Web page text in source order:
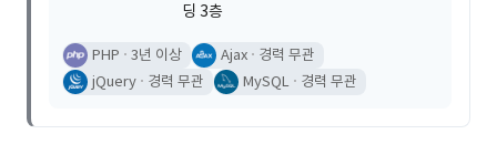
딩 3층
PHP 3년 이상 Ajax
경력 무관
jQuery
경력 무관 MySQL 경력 무관